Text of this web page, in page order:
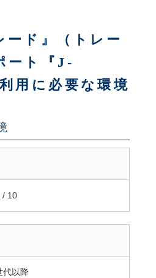
ード』（トレー
ート『J-
用に必要な環境
/10
代以降